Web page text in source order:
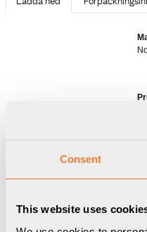
Consent
This website uses
Nomad Collection är ett